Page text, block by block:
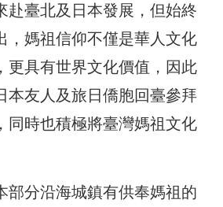
赴臺北及日本發展，但始終
，媽祖信仰不僅是華人文化
更具有世界文化價值，因此
本友人及旅日僑胞回臺參拜
同時也積極將臺灣媽祖文化
部分沿海城鎮有供奉媽祖的